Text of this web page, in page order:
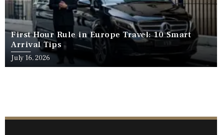
First Hour Rule in Europe Travel: 10 Smart
Arrival Tips
July 16, 2026